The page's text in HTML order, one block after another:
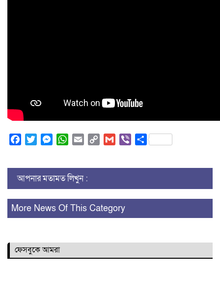
FacebookTwitterMessenger
WhatsApp
Email Copy
Gmail ViberShare
আপনার মতামত লিখুন :
More News Of This Category
ফেসবুকে আমরা